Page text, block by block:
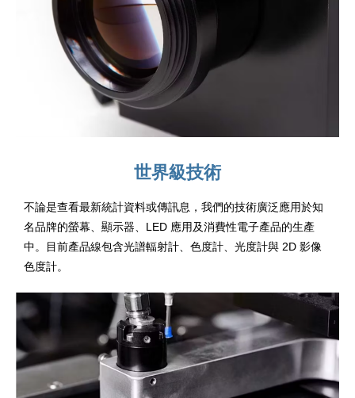
世界級技術
不論是查看最新統計資料或傳訊息，我們的技術廣泛應用於知
名品牌的螢幕、顯示器、LED 應用及消費性電子產品的生產
中。目前產品線包含光譜輻射計、色度計、光度計與 2D 影像
色度計。